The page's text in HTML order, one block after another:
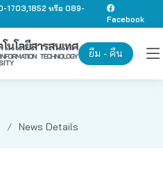
1703,1852 หรือ 089-
Facebook
ยืม - คืน
News Details